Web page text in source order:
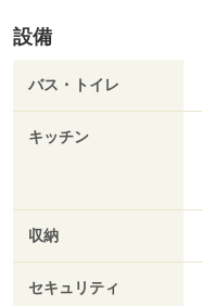
設備
バス・トイレ
キッチン
収納
セキュリティ